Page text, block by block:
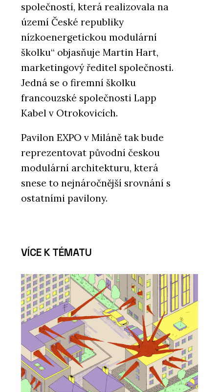
společností, která realizovala na
území České republiky
nízkoenergetickou modulární
školku“ objasňuje Martin Hart,
marketingový ředitel společnosti.
Jedná se o firemní školku
francouzské společnosti Lapp
Kabel v Otrokovicích.
Pavilon EXPO v Miláně tak bude
reprezentovat původní českou
modulární architekturu, která
snese to nejnáročnější srovnání s
ostatními pavilony.
VÍCE K TÉMATU